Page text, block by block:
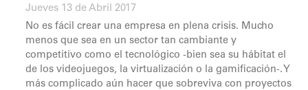
Jueves 13 de Abril 2017
No es fácil crear una empresa en plena crisis. Mucho
menos que sea en un sector tan cambiante y
competitivo como el tecnológico -bien sea su hábitat el
de los videojuegos, la virtualización o la gamificación-. Y
más complicado aún hacer que sobreviva con proyectos